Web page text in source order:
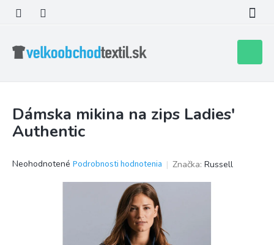
obsah
košík
Dámska mikina na zips Ladies'
Authentic
Priemerné
Neohodnotené Podrobnosti hodnotenia Značka: Russell